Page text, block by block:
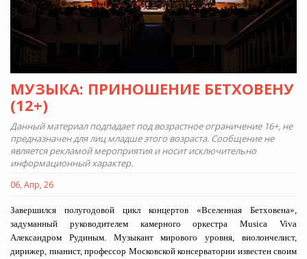
МУЗЫКА: ПРИНОШЕНИЕ БЕТХОВЕНУ
(12+)
Данный материал подпадает под возрастное ограничение 16+, не
предназначен для лиц младше этого возраста. Сообщение не
является рекламой мероприятия и носит исключительно
информационный характер.
06, Апр, 26
Завершился полугодовой цикл концертов «Вселенная Бетховена»,
задуманный руководителем камерного оркестра Musica Viva
Александром Рудиным. Музыкант мирового уровня, виолончелист,
дирижер, пианист, профессор Московской консерватории известен своим